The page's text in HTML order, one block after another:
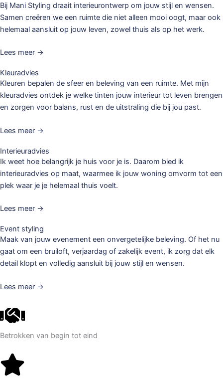
Bij Mani Styling draait interieurontwerp om jouw stijl en wensen.
Samen creëren we een ruimte die niet alleen mooi oogt, maar ook
helemaal aansluit op jouw leven, zowel thuis als op het werk.
Lees meer →
Kleuradvies
Kleuren bepalen de sfeer en beleving van een ruimte. Met mijn
kleuradvies ontdek je welke tinten jouw interieur tot leven brengen
en zorgen voor balans, rust en de uitstraling die bij jou past.
Lees meer →
Interieuradvies
Ik weet hoe belangrijk je huis voor je is. Daarom bied ik
interieuradvies op maat, waarmee ik jouw woning omvorm tot een
plek waar je je helemaal thuis voelt.
Lees meer →
Event styling
Maak van jouw evenement een onvergetelijke beleving. Of het nu
gaat om een bruiloft, verjaardag of zakelijk event, ik zorg dat elk
detail klopt en volledig aansluit bij jouw stijl en wensen.
Lees meer →
Betrokken van begin tot eind